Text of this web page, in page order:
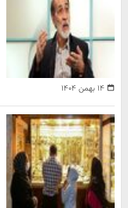
۱۴ بهمن ۱۴۰۴